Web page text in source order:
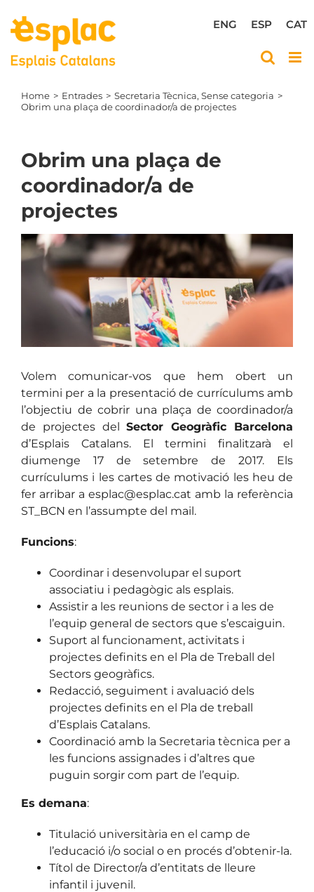
content
CAT
ESP
ENG
Home Entrades Secretaria Tècnica Sense categoria
Obrim una plaça de coordinador/a de projectes
Obrim una plaça de
coordinador/a de
projectes
View
Larger
Volem comunicar-vos que hem obert un
termini per a la presentació de currículums amb
l’objectiu de cobrir una plaça de coordinador/a
de projectes delSector Geogràfic Barcelona
d’Esplais Catalans. El termini finalitzarà el
diumenge 17 de setembre de 2017. Els
currículums i les cartes de motivació les heu de
fer arribar a esplac@esplac.cat amb la referència
ST_BCN en l’assumpte del mail.
Funcions:
Coordinar i desenvolupar el suport
associatiu i pedagògic als esplais.
Assistir a les reunions de sector i a les de
l’equip general de sectors que s’escaiguin.
Suport al funcionament, activitats i
projectes definits en el Pla de Treball del
Sectors geogràfics.
Redacció, seguiment i avaluació dels
projectes definits en el Pla de treball
d’Esplais Catalans.
Coordinació amb la Secretaria tècnica per a
les funcions assignades i d’altres que
puguin sorgir com part de l’equip.
Es demana:
Titulació universitària en el camp de
l’educació i/o social o en procés d’obtenir-la.
Títol de Director/a d’entitats de lleure
infantil i juvenil.